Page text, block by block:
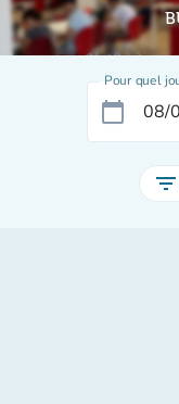
Pour quel
calendar_today
filter_list